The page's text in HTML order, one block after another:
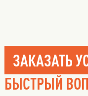
ЗАКАЗАТЬ
БЫСТРЫЙ